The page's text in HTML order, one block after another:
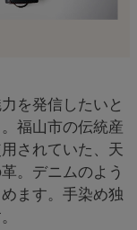
を発信したいと
福山市の伝統産
されていた、天
。デニムのよう
ます。手染め独